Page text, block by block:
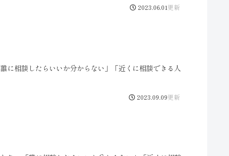
2023.06.01
に相談したらいいか分からない」「近くに相談できる人
2023.09.09